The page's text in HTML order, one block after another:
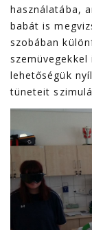
használatába,
babát is
szobában
lehetőségük
tüneteit